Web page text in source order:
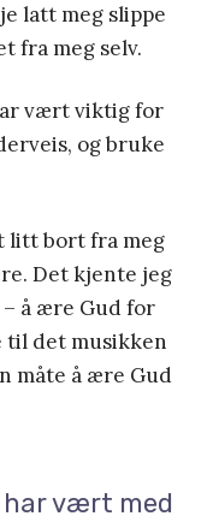
latt meg slippe
fra meg selv.
vært viktig for
og bruke
litt bort fra meg
Det kjente jeg
å ære Gud for
til det musikken
måte å ære Gud
vært med